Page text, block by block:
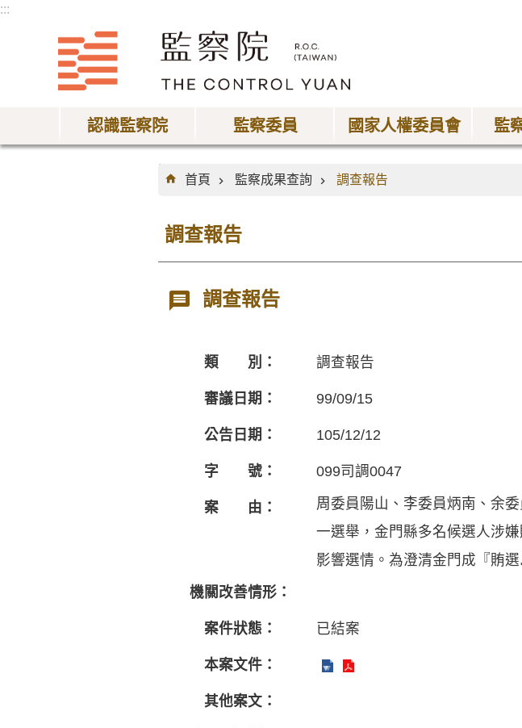
:::
認識監察院 監察委員 國家人權委員會 監
:::
首頁
監察成果查詢 調查報告
調查報告
調查報告
類 別： 調查報告
審議日期： 99/09/15
公告日期： 105/12/12
字 號： 099司調0047
案 由：
周委員陽山、李委員炳南、余
一選舉，金門縣多名候選人涉
影響選情。為澄清金門成『賄
機關改善情形：
案件狀態： 已結案
本案文件：
其他案文：